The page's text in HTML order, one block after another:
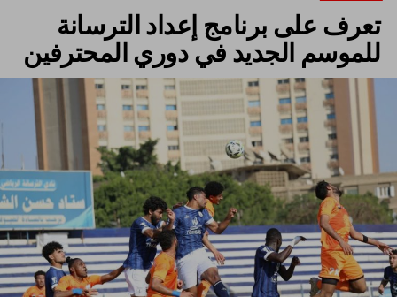
تعرف على برنامج إعداد الترسانة
للموسم الجديد في دوري المحترفين